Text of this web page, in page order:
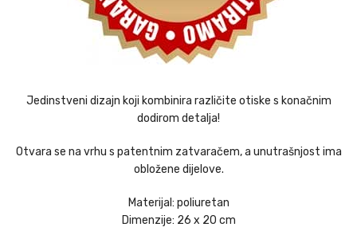
Jedinstveni dizajn koji kombinira različite otiske s konačnim
dodirom detalja!
Otvara se na vrhu s patentnim zatvaračem, a unutrašnjost ima
obložene dijelove.
Materijal: poliuretan
Dimenzije: 26 x 20 cm